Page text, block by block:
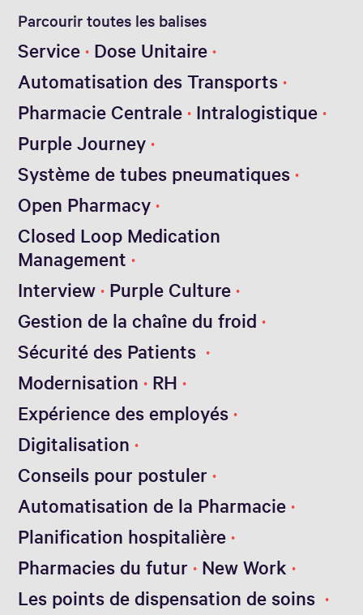
Parcourir toutes les balises
Service Dose Unitaire
Automatisation des Transports
Pharmacie Centrale Intralogistique
Purple Journey
Système de tubes pneumatiques
Open Pharmacy
Closed Loop Medication
Management
Interview Purple Culture
Gestion de la chaîne du froid
Sécurité des Patients
Modernisation
RH
Expérience des employés
Digitalisation
Conseils pour postuler
Automatisation de la Pharmacie
Planification hospitalière
Pharmacies du futur
New Work
Les points de dispensation de soins